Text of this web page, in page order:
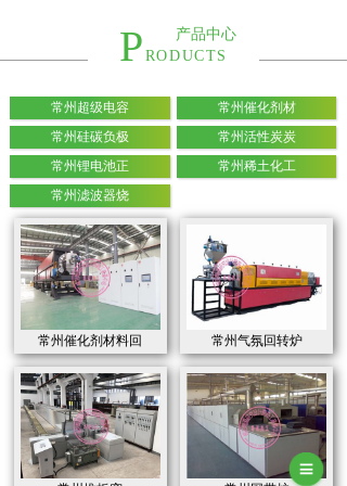
产品中心
P RODUCTS
常州超级电容
常州催化剂材
常州硅碳负极
常州活性炭炭
常州锂电池正
常州稀土化工
常州滤波器烧
常州催化剂材料回 常州气氛回转炉